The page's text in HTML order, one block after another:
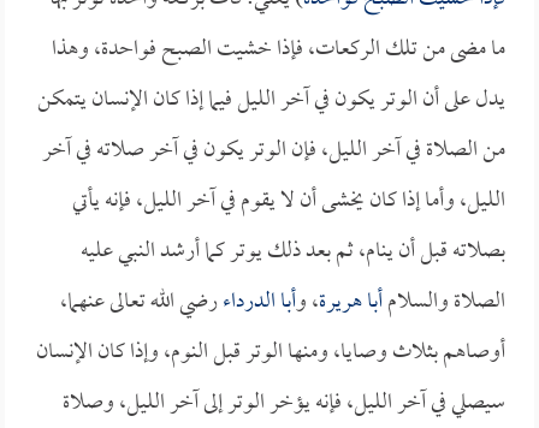
ما مضى من تلك الركعات، فإذا خشيت الصبح فواحدة، وهذا
يدل على أن الوتر يكون في آخر الليل فيما إذا كان الإنسان يتمكن
من الصلاة في آخر الليل، فإن الوتر يكون في آخر صلاته في آخر
الليل، وأما إذا كان يخشى أن لا يقوم في آخر الليل، فإنه يأتي
بصلاته قبل أن ينام، ثم بعد ذلك يوتر كما أرشد النبي عليه
الصلاة والسلامأبا هريرة، وأبا الدرداءرضي الله تعالى عنهما،
أوصاهم بثلاث وصايا، ومنها الوتر قبل النوم، وإذا كان الإنسان
سيصلي في آخر الليل، فإنه يؤخر الوتر إلى آخر الليل، وصلاة